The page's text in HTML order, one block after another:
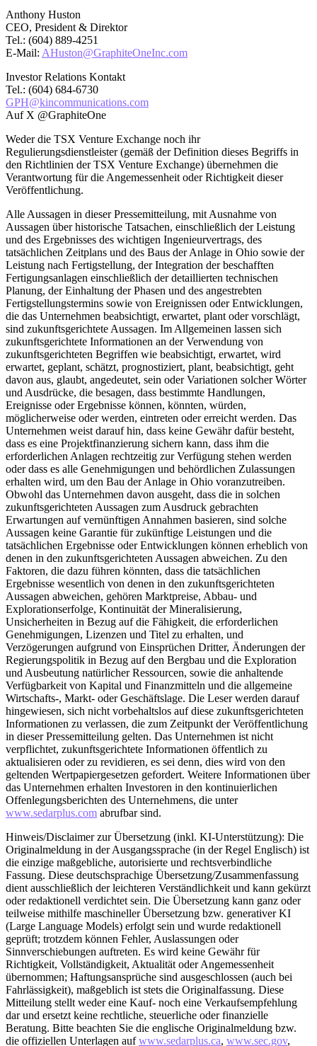
Anthony Huston
CEO, President & Direktor
Tel.: (604) 889-4251
E-Mail: AHuston@GraphiteOneInc.com
Investor Relations Kontakt
Tel.: (604) 684-6730
GPH@kincommunications.com
Auf X @GraphiteOne
Weder die TSX Venture Exchange noch ihr
Regulierungsdienstleister (gemäß der Definition dieses Begriffs in
den Richtlinien der TSX Venture Exchange) übernehmen die
Verantwortung für die Angemessenheit oder Richtigkeit dieser
Veröffentlichung.
Alle Aussagen in dieser Pressemitteilung, mit Ausnahme von
Aussagen über historische Tatsachen, einschließlich der Leistung
und des Ergebnisses des wichtigen Ingenieurvertrags, des
tatsächlichen Zeitplans und des Baus der Anlage in Ohio sowie der
Leistung nach Fertigstellung, der Integration der beschafften
Fertigungsanlagen einschließlich der detaillierten technischen
Planung, der Einhaltung der Phasen und des angestrebten
Fertigstellungstermins sowie von Ereignissen oder Entwicklungen,
die das Unternehmen beabsichtigt, erwartet, plant oder vorschlägt,
sind zukunftsgerichtete Aussagen. Im Allgemeinen lassen sich
zukunftsgerichtete Informationen an der Verwendung von
zukunftsgerichteten Begriffen wie beabsichtigt, erwartet, wird
erwartet, geplant, schätzt, prognostiziert, plant, beabsichtigt, geht
davon aus, glaubt, angedeutet, sein oder Variationen solcher Wörter
und Ausdrücke, die besagen, dass bestimmte Handlungen,
Ereignisse oder Ergebnisse können, könnten, würden,
möglicherweise oder werden, eintreten oder erreicht werden. Das
Unternehmen weist darauf hin, dass keine Gewähr dafür besteht,
dass es eine Projektfinanzierung sichern kann, dass ihm die
erforderlichen Anlagen rechtzeitig zur Verfügung stehen werden
oder dass es alle Genehmigungen und behördlichen Zulassungen
erhalten wird, um den Bau der Anlage in Ohio voranzutreiben.
Obwohl das Unternehmen davon ausgeht, dass die in solchen
zukunftsgerichteten Aussagen zum Ausdruck gebrachten
Erwartungen auf vernünftigen Annahmen basieren, sind solche
Aussagen keine Garantie für zukünftige Leistungen und die
tatsächlichen Ergebnisse oder Entwicklungen können erheblich von
denen in den zukunftsgerichteten Aussagen abweichen. Zu den
Faktoren, die dazu führen könnten, dass die tatsächlichen
Ergebnisse wesentlich von denen in den zukunftsgerichteten
Aussagen abweichen, gehören Marktpreise, Abbau- und
Explorationserfolge, Kontinuität der Mineralisierung,
Unsicherheiten in Bezug auf die Fähigkeit, die erforderlichen
Genehmigungen, Lizenzen und Titel zu erhalten, und
Verzögerungen aufgrund von Einsprüchen Dritter, Änderungen der
Regierungspolitik in Bezug auf den Bergbau und die Exploration
und Ausbeutung natürlicher Ressourcen, sowie die anhaltende
Verfügbarkeit von Kapital und Finanzmitteln und die allgemeine
Wirtschafts-, Markt- oder Geschäftslage. Die Leser werden darauf
hingewiesen, sich nicht vorbehaltslos auf diese zukunftsgerichteten
Informationen zu verlassen, die zum Zeitpunkt der Veröffentlichung
in dieser Pressemitteilung gelten. Das Unternehmen ist nicht
verpflichtet, zukunftsgerichtete Informationen öffentlich zu
aktualisieren oder zu revidieren, es sei denn, dies wird von den
geltenden Wertpapiergesetzen gefordert. Weitere Informationen über
das Unternehmen erhalten Investoren in den kontinuierlichen
Offenlegungsberichten des Unternehmens, die unter
www.sedarplus.com abrufbar sind.
Hinweis/Disclaimer zur Übersetzung (inkl. KI-Unterstützung): Die
Originalmeldung in der Ausgangssprache (in der Regel Englisch) ist
die einzige maßgebliche, autorisierte und rechtsverbindliche
Fassung. Diese deutschsprachige Übersetzung/Zusammenfassung
dient ausschließlich der leichteren Verständlichkeit und kann gekürzt
oder redaktionell verdichtet sein. Die Übersetzung kann ganz oder
teilweise mithilfe maschineller Übersetzung bzw. generativer KI
(Large Language Models) erfolgt sein und wurde redaktionell
geprüft; trotzdem können Fehler, Auslassungen oder
Sinnverschiebungen auftreten. Es wird keine Gewähr für
Richtigkeit, Vollständigkeit, Aktualität oder Angemessenheit
übernommen; Haftungsansprüche sind ausgeschlossen (auch bei
Fahrlässigkeit), maßgeblich ist stets die Originalfassung. Diese
Mitteilung stellt weder eine Kauf- noch eine Verkaufsempfehlung
dar und ersetzt keine rechtliche, steuerliche oder finanzielle
Beratung. Bitte beachten Sie die englische Originalmeldung bzw.
die offiziellen Unterlagen aufwww.sedarplus.ca, www.sec.gov,